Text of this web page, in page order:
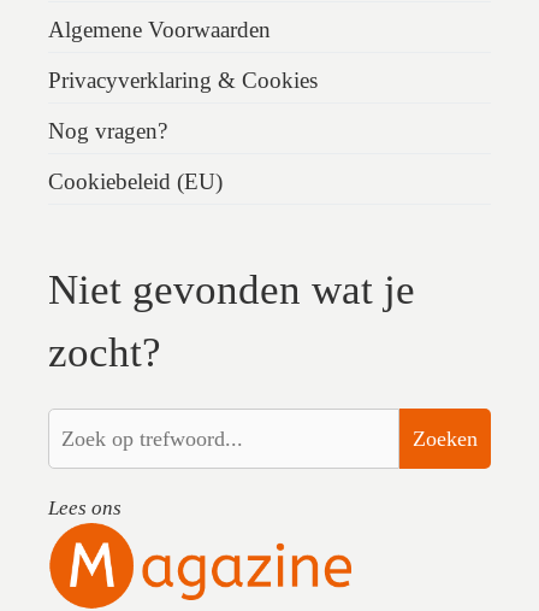
Algemene Voorwaarden
Privacyverklaring & Cookies
Nog vragen?
Cookiebeleid (EU)
Niet gevonden wat je
zocht?
Zoeken
Lees ons